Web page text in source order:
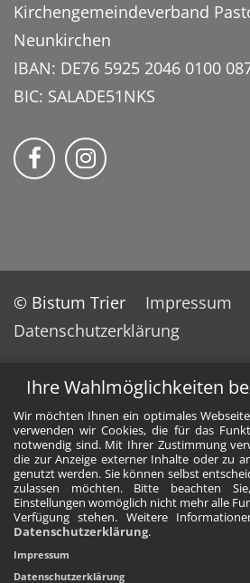
Ihre Wahlmöglichkeiten
Wir möchten Ihnen ein optimales
verwenden wir Cookies, die für das
notwendig sind. Mit Ihrer Zustimmung
die zur Anzeige externer Inhalte oder zu
genutzt werden. Sie können selbst
zulassen möchten. Bitte beachten
Einstellungen womöglich nicht mehr alle
Verfügung stehen. Weitere
Datenschutzerklärung.
Impressum
Datenschutzerklärung
Kirchengemeindeverband
Neunkirchen
IBAN: DE76 5925 2046 0100
BIC: SALADE51NKS
momentum – Kirche
Bmomentum –
© Bistum Trier
Impressum
Datenschutzerklärung